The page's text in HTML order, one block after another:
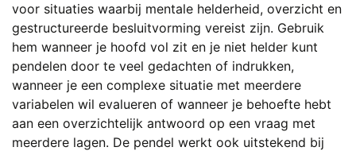
voor situaties waarbij mentale helderheid, overzicht en
gestructureerde besluitvorming vereist zijn. Gebruik
hem wanneer je hoofd vol zit en je niet helder kunt
pendelen door te veel gedachten of indrukken,
wanneer je een complexe situatie met meerdere
variabelen wil evalueren of wanneer je behoefte hebt
aan een overzichtelijk antwoord op een vraag met
meerdere lagen. De pendel werkt ook uitstekend bij